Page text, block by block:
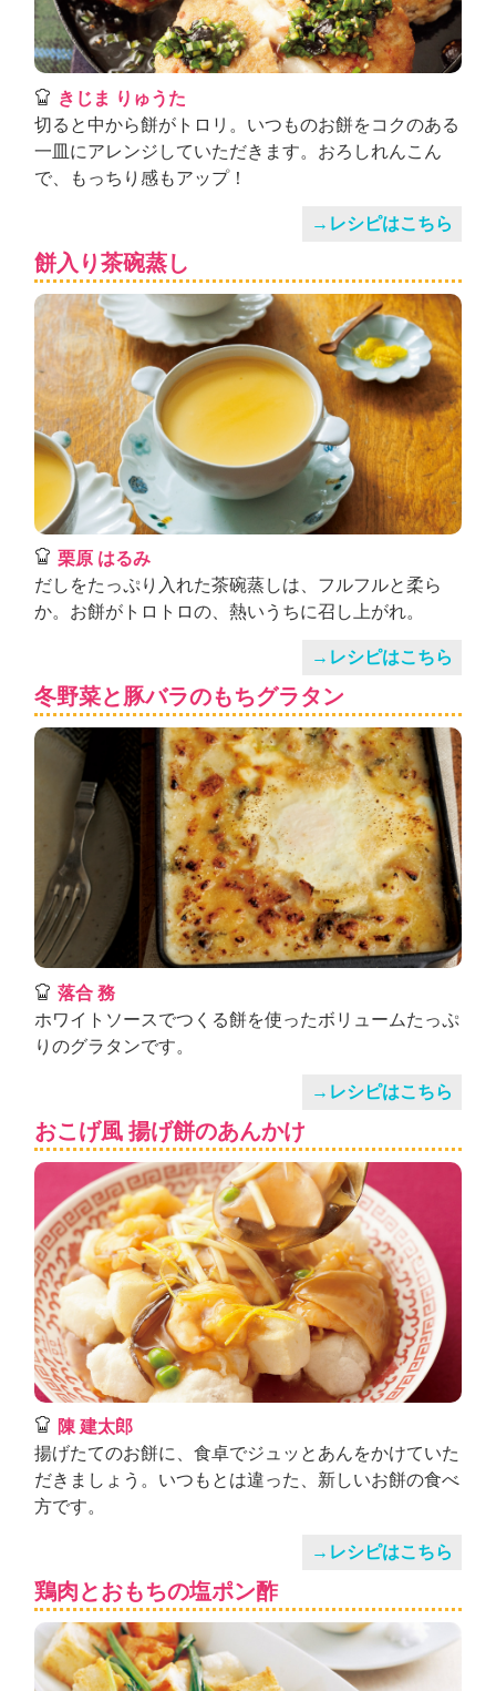
ょ
う
の
」
きじま りゅうた
切ると中から餅がトロリ。いつものお餅をコクのある
一皿にアレンジしていただきます。おろしれんこん
で、もっちり感もアップ！
→レシピはこちら
餅入り茶碗蒸し
栗原 はるみ
だしをたっぷり入れた茶碗蒸しは、フルフルと柔ら
か。お餅がトロトロの、熱いうちに召し上がれ。
→レシピはこちら
冬野菜と豚バラのもちグラタン
落合 務
ホワイトソースでつくる餅を使ったボリュームたっぷ
りのグラタンです。
→レシピはこちら
おこげ風 揚げ餅のあんかけ
陳 建太郎
揚げたてのお餅に、食卓でジュッとあんをかけていた
だきましょう。いつもとは違った、新しいお餅の食べ
方です。
→レシピはこちら
鶏肉とおもちの塩ポン酢